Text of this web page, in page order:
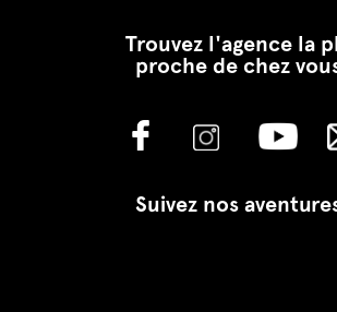
Trouvez l'agence la
proche de chez
Suivez nos